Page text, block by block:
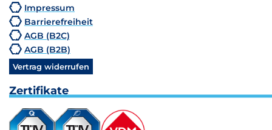
Impressum
Barrierefreiheit
AGB (B2C)
AGB (B2B)
Vertrag widerrufen
Zertifikate